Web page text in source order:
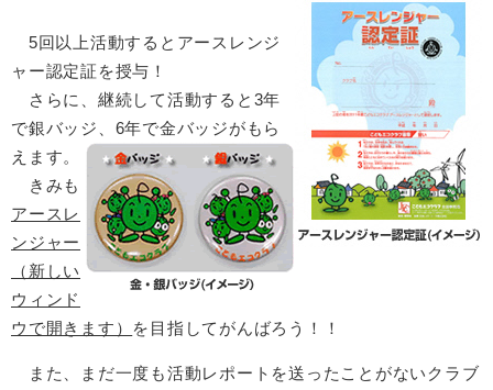
5回以上活動するとアースレンジ
ャー認定証を授与！
さらに、継続して活動すると3年
で銀バッジ、6年で金バッジがもら
えます。
きみも
アースレ
ンジャー
（新しい
ウィンド
ウで開きます）
を目指してがんばろう！！
また、まだ一度も活動レポートを送ったことがないクラブ